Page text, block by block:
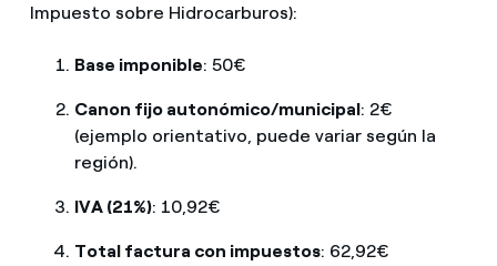
Impuesto sobre Hidrocarburos):
Base imponible: 50€
Canon fijo autonómico/municipal: 2€
(ejemplo orientativo, puede variar según la
región).
IVA (21%): 10,92€
Total factura con impuestos: 62,92€